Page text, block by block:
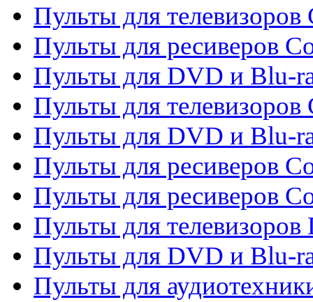
Пульты для телевизоров
Пульты для ресиверов
Пульты для DVD и Blu-
Пульты для телевизоров
Пульты для DVD и Blu-
Пульты для ресиверов
Пульты для ресиверов
Пульты для телевизоров
Пульты для DVD и Blu-
Пульты для